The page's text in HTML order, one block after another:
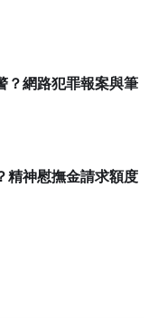
？網路犯罪報案與筆
精神慰撫金請求額度